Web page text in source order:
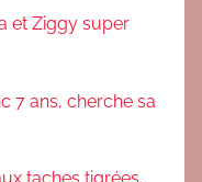
et Ziggy super
7 ans, cherche sa